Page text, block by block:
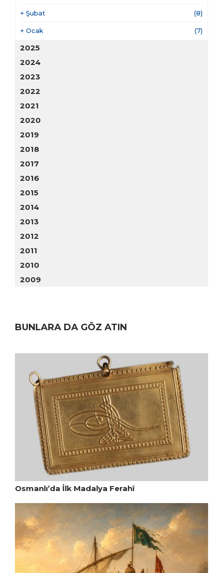
+ Şubat (8)
+ Ocak (7)
2025
2024
2023
2022
2021
2020
2019
2018
2017
2016
2015
2014
2013
2012
2011
2010
2009
BUNLARA DA GÖZ ATIN
Osmanlı’da İlk Madalya Ferahî